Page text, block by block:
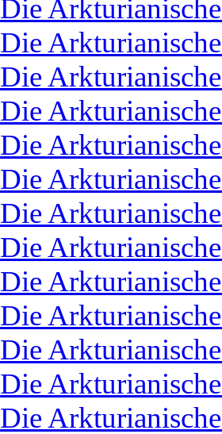
Die
Die
Die
Die
Die
Die
Die
Die
Die
Die
Die
Die
Die